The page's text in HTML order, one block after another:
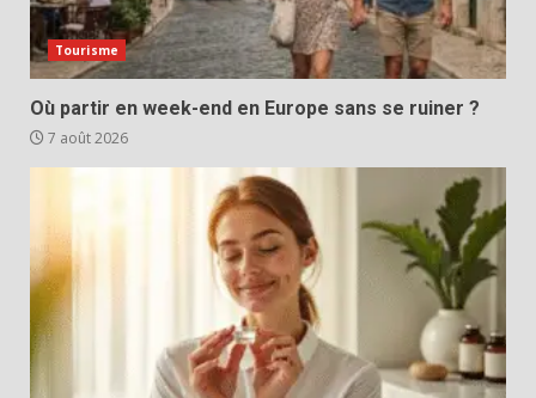
Tourisme
Où partir en week-end en Europe sans se ruiner ?
7 août 2026